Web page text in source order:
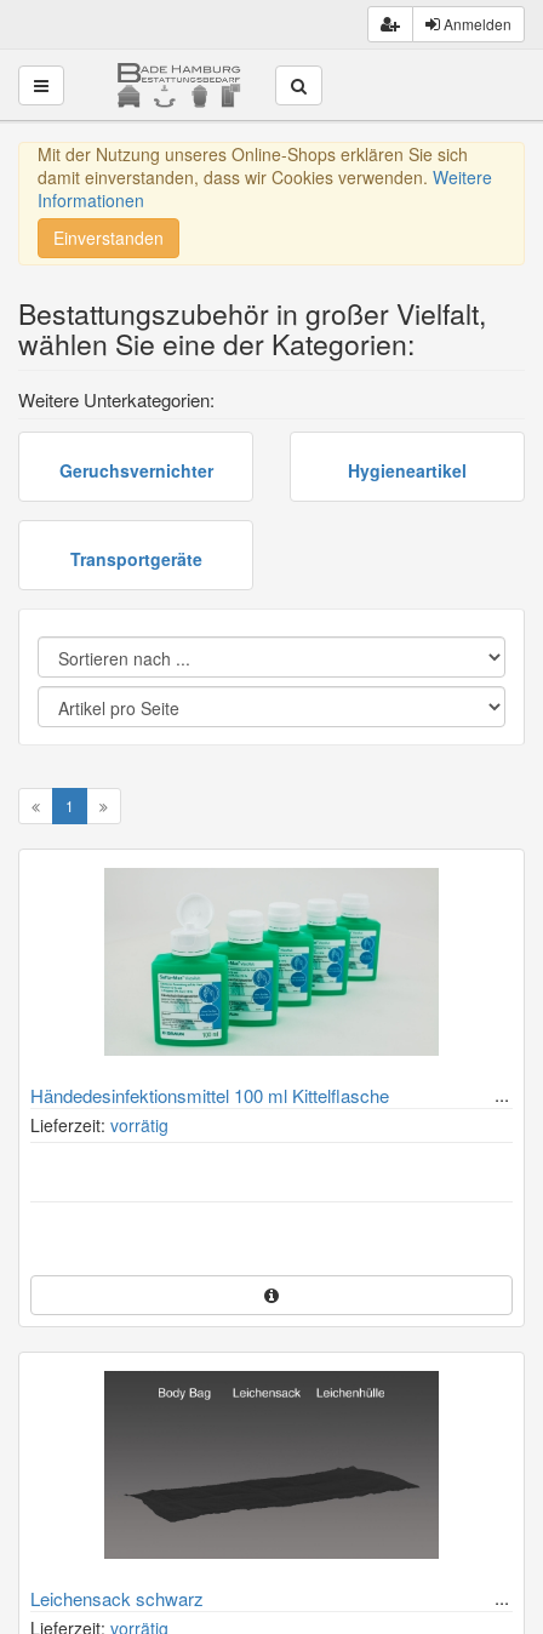
Anmelden
Toggle navigation
Mit der Nutzung unseres Online-Shops erklären Sie sich
damit einverstanden, dass wir Cookies verwenden. Weitere
Informationen
Einverstanden
Bestattungszubehör in großer Vielfalt,
wählen Sie eine der Kategorien:
Weitere Unterkategorien:
Geruchsvernichter Hygieneartikel
Transportgeräte
1
Händedesinfektionsmittel 100 ml Kittelflasche
Lieferzeit: vorrätig
Leichensack schwarz
Lieferzeit: vorrätig